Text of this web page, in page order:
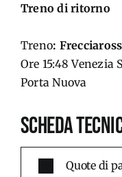
Treno di ritorno
Treno:
Ore 15:48 Venezia
Porta Nuova
SCHEDA
Quote di